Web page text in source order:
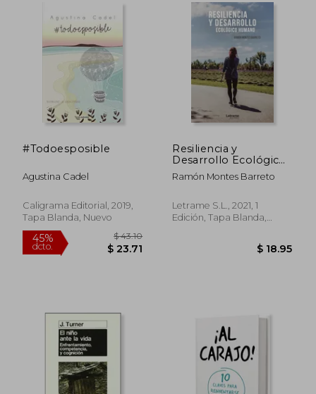
45% 45%
#Todoesposible
Agustina Cadel
Caligrama Editorial, 2019,
Tapa Blanda, Nuevo
Resiliencia y
Desarrollo Ecológico
Humano
Ramón Montes Barreto
Letrame S.L., 2021, 1
Edición, Tapa Blanda,